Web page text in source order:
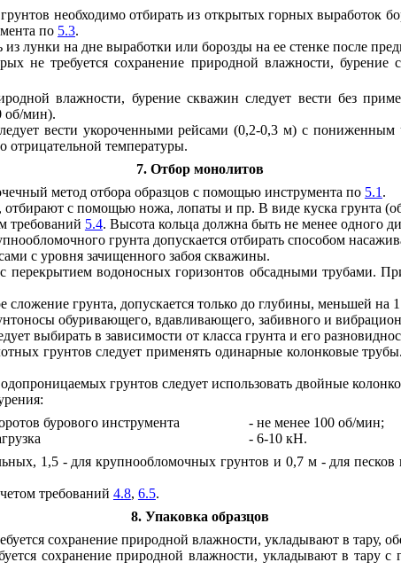
необходимо отбирать из открытых горных выработок
по 5.3.
лунки на дне выработки или борозды на ее стенке после
не требуется сохранение природной влажности, бурение
влажности, бурение скважин следует вести без
об/мин).
вести укороченными рейсами (0,2-0,3 м) с
отрицательной температуры.
7. Отбор монолитов
метод отбора образцов с помощью инструмента по 5.1 .
с помощью ножа, лопаты и пр. В виде куска грунта
требований 5.4. Высота кольца должна быть не менее одного
грунта допускается отбирать способом
с уровня зачищенного забоя скважины.
перекрытием водоносных горизонтов обсадными трубами.
грунта, допускается только до глубины, меньшей на
обуривающего, вдавливающего, забивного и
выбирать в зависимости от класса грунта и его
грунтов следует применять одинарные колонковые
грунтов следует использовать двойные
бурового инструмента
- не менее 100 об/мин;
- 6-10 кН.
1,5 - для крупнообломочных грунтов и 0,7 м - для
требований 4.8, 6.5.
8. Упаковка образцов
сохранение природной влажности, укладывают в тару,
сохранение природной влажности, укладывают в тару